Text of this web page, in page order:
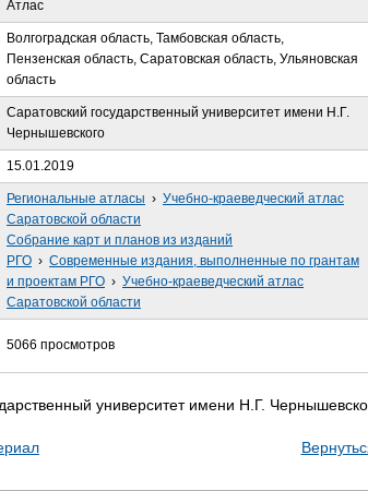
Атлас
Волгоградская область, Тамбовская область,
Пензенская область, Саратовская область, Ульяновская
область
Саратовский государственный университет имени Н.Г.
Чернышевского
15.01.2019
Региональные атласы › Учебно-краеведческий атлас
Саратовской области
Собрание карт и планов из изданий
РГО › Современные издания, выполненные по грантам
и проектам РГО › Учебно-краеведческий атлас
Саратовской области
5066 просмотров
университет имени Н.Г.